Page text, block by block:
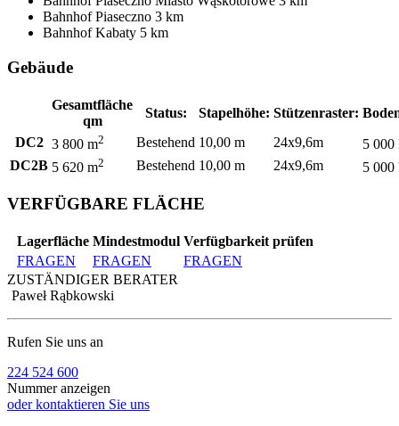
Bahnhof Piaseczno 3 km
Bahnhof Kabaty 5 km
Gebäude
Gesamtfläche
qm
Status: Stapelhöhe: Stützenraster:
DC2 3 800 m2 Bestehend 10,00 m 24x9,6m
5 000
DC2B 5 620 m2 Bestehend 10,00 m 24x9,6m 5 000
VERFÜGBARE FLÄCHE
Lagerfläche Mindestmodul Verfügbarkeit prüfen
FRAGEN
FRAGEN
FRAGEN
ZUSTÄNDIGER BERATER
Paweł Rąbkowski
Rufen Sie uns an
224 524 600
Nummer anzeigen
oder kontaktieren Sie uns